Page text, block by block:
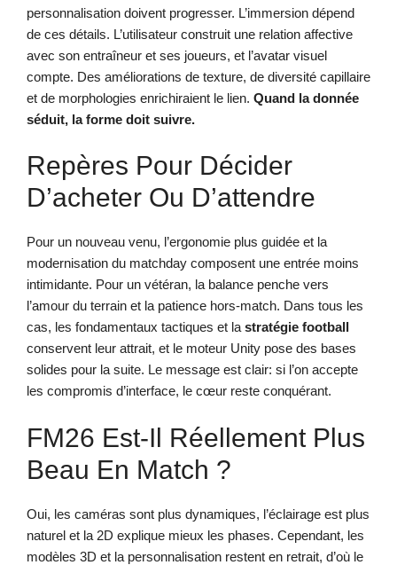
personnalisation doivent progresser. L’immersion dépend
de ces détails. L’utilisateur construit une relation affective
avec son entraîneur et ses joueurs, et l’avatar visuel
compte. Des améliorations de texture, de diversité capillaire
et de morphologies enrichiraient le lien. Quand la donnée
séduit, la forme doit suivre.
Repères Pour Décider
D’acheter Ou D’attendre
Pour un nouveau venu, l’ergonomie plus guidée et la
modernisation du matchday composent une entrée moins
intimidante. Pour un vétéran, la balance penche vers
l’amour du terrain et la patience hors-match. Dans tous les
cas, les fondamentaux tactiques et lastratégie football
conservent leur attrait, et le moteur Unity pose des bases
solides pour la suite. Le message est clair: si l’on accepte
les compromis d’interface, le cœur reste conquérant.
FM26 Est-Il Réellement Plus
Beau En Match ?
Oui, les caméras sont plus dynamiques, l’éclairage est plus
naturel et la 2D explique mieux les phases. Cependant, les
modèles 3D et la personnalisation restent en retrait, d’où le